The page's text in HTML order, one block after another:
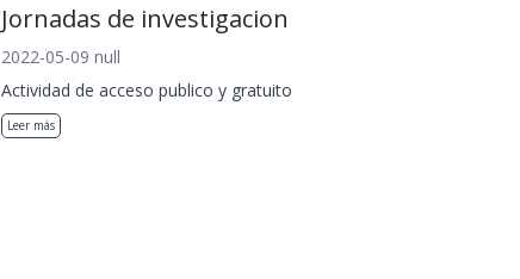
Jornadas de investigacion
2022-05-09 null
Actividad de acceso publico y gratuito
Leer más